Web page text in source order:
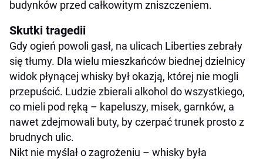
budynków przed całkowitym zniszczeniem.
Skutki tragedii
Gdy ogień powoli gasł, na ulicach Liberties zebrały
się tłumy. Dla wielu mieszkańców biednej dzielnicy
widok płynącej whisky był okazją, której nie mogli
przepuścić. Ludzie zbierali alkohol do wszystkiego,
co mieli pod ręką – kapeluszy, misek, garnków, a
nawet zdejmowali buty, by czerpać trunek prosto z
brudnych ulic.
Nikt nie myślał o zagrożeniu – whisky była